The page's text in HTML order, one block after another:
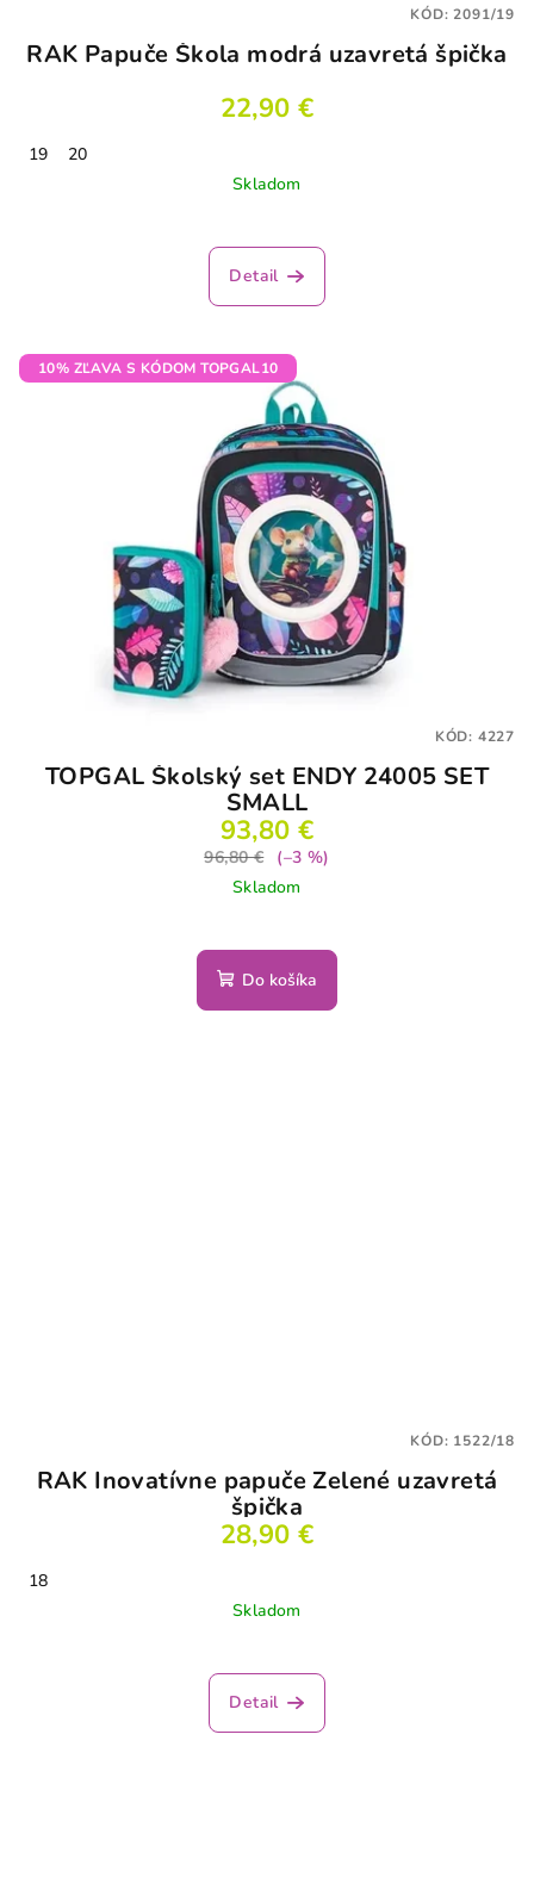
RAK Papuče Škola modrá uzavretá špička
22,90 €
19
20
Skladom
hodnotenie
produktu
5
hviezdičiek.
Detail
KÓD:2091/19
10% ZĽAVA S KÓDOM TOPGAL10
TOPGAL Školský set ENDY 24005 SET
SMALL
93,80 €
96,80 €
(–3 %)
Skladom
Do košíka
KÓD: 4227
RAK Inovatívne papuče Zelené uzavretá
špička
28,90 €
18
Skladom
Detail
KÓD: 1522/18